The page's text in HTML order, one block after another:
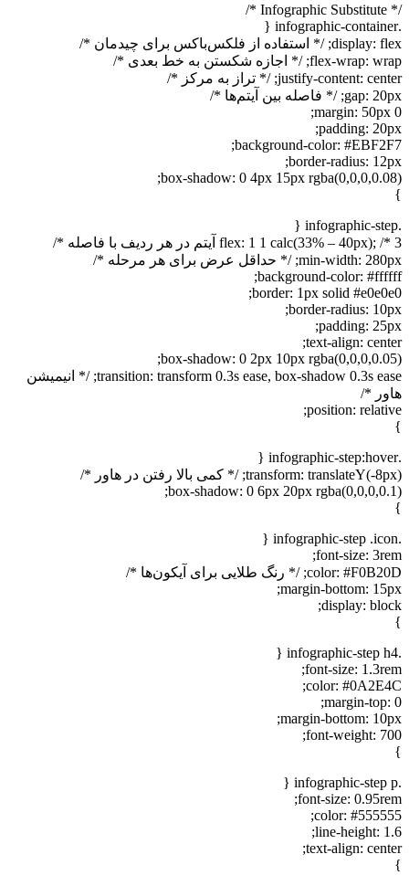
/* Infographic Substitute */
.infographic-container {
display: flex; /* استفاده از فلکس‌باکس برای چیدمان */
flex-wrap: wrap; /* اجازه شکستن به خط بعدی */
justify-content: center; /* تراز به مرکز */
gap: 20px; /* فاصله بین آیتم‌ها */
margin: 50px 0;
padding: 20px;
background-color: #EBF2F7;
border-radius: 12px;
box-shadow: 0 4px 15px rgba(0,0,0,0.08);
}
.infographic-step {
flex: 1 1 calc(33% – 40px); /* 3 آیتم در هر ردیف با فاصله */
min-width: 280px; /* حداقل عرض برای هر مرحله */
background-color: #ffffff;
border: 1px solid #e0e0e0;
border-radius: 10px;
padding: 25px;
text-align: center;
box-shadow: 0 2px 10px rgba(0,0,0,0.05);
transition: transform 0.3s ease, box-shadow 0.3s ease; /* انیمیشن
هاور */
position: relative;
}
.infographic-step:hover {
transform: translateY(-8px); /* کمی بالا رفتن در هاور */
box-shadow: 0 6px 20px rgba(0,0,0,0.1);
}
.infographic-step .icon {
font-size: 3rem;
color: #F0B20D; /* رنگ طلایی برای آیکون‌ها */
margin-bottom: 15px;
display: block;
}
.infographic-step h4 {
font-size: 1.3rem;
color: #0A2E4C;
margin-top: 0;
margin-bottom: 10px;
font-weight: 700;
}
.infographic-step p {
font-size: 0.95rem;
color: #555555;
line-height: 1.6;
text-align: center;
}